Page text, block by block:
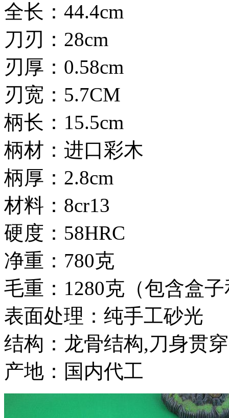
全长：44.4cm
刀刃：28cm
刃厚：0.58cm
刃宽：5.7CM
柄长：15.5cm
柄材：进口彩木
柄厚：2.8cm
材料：8cr13
硬度：58HRC
净重：780克
毛重：1280克（包含盒
表面处理：纯手工砂光
结构：龙骨结构,刀身贯
产地：国内代工